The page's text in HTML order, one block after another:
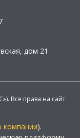
дом 21
Все права на сайт
компании).